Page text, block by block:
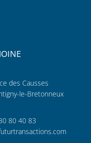
des Causses
le-Bretonneux
80 40 83